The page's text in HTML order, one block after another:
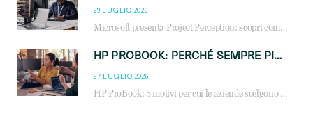
29 LUGLIO 2026
Microsoft presenta Project Perception: scopri come gli agenti AI possono trasformare cybersecurity, SOC e servizi gestiti degli MSP.
HP PROBOOK: PERCHÉ SEMPRE PIÙ AZIENDE SCELGONO NOTEBOOK PROGETTATI PER IL LAVORO MODERNO
27 LUGLIO 2026
HP ProBook: 5 motivi per cui le aziende scelgono i notebook business HP per migliorare produttività, sicurezza e gestione dell’AI.